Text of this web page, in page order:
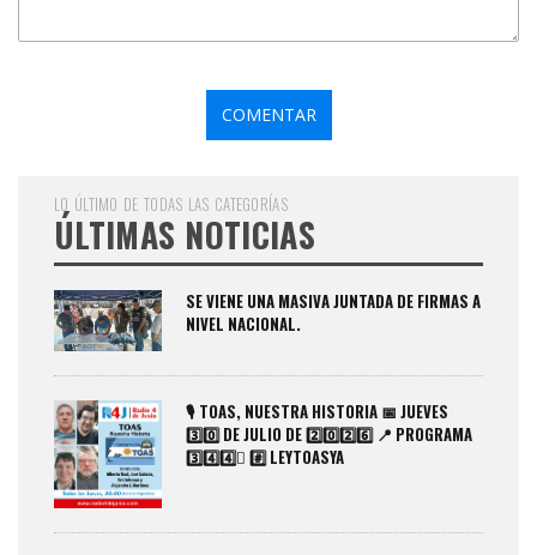
LO ÚLTIMO DE TODAS LAS CATEGORÍAS
ÚLTIMAS NOTICIAS
SE VIENE UNA MASIVA JUNTADA DE FIRMAS A
NIVEL NACIONAL.
🎙️ TOAS, NUESTRA HISTORIA 📅 JUEVES
3️⃣0️⃣ DE JULIO DE 2️⃣0️⃣2️⃣6️⃣ 📍 PROGRAMA
3️⃣4️⃣4️⃣️⃣ #️⃣ LEYTOASYA